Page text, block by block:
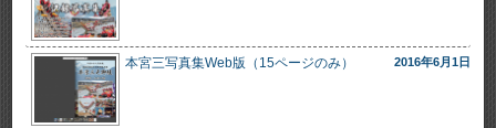
本宮三写真集Web版（15ページのみ） 2016年6月1日